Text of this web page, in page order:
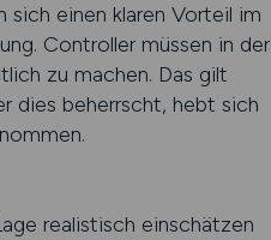
sich einen klaren Vorteil im
Controller müssen in der
zu machen. Das gilt
dies beherrscht, hebt sich
realistisch einschätzen